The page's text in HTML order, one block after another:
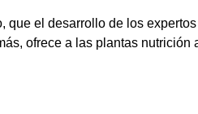
que el desarrollo de los
ofrece a las plantas nutrición